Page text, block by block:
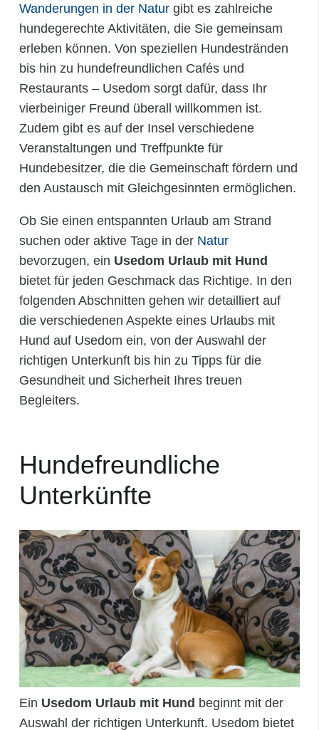
Wanderungen in der Natur gibt es zahlreiche
hundegerechte Aktivitäten, die Sie gemeinsam
erleben können. Von speziellen Hundestränden
bis hin zu hundefreundlichen Cafés und
Restaurants – Usedom sorgt dafür, dass Ihr
vierbeiniger Freund überall willkommen ist.
Zudem gibt es auf der Insel verschiedene
Veranstaltungen und Treffpunkte für
Hundebesitzer, die die Gemeinschaft fördern und
den Austausch mit Gleichgesinnten ermöglichen.
Ob Sie einen entspannten Urlaub am Strand
suchen oder aktive Tage in der Natur
bevorzugen, ein Usedom Urlaub mit Hund
bietet für jeden Geschmack das Richtige. In den
folgenden Abschnitten gehen wir detailliert auf
die verschiedenen Aspekte eines Urlaubs mit
Hund auf Usedom ein, von der Auswahl der
richtigen Unterkunft bis hin zu Tipps für die
Gesundheit und Sicherheit Ihres treuen
Begleiters.
Hundefreundliche
Unterkünfte
Ein Usedom Urlaub mit Hund beginnt mit der
Auswahl der richtigen Unterkunft. Usedom bietet